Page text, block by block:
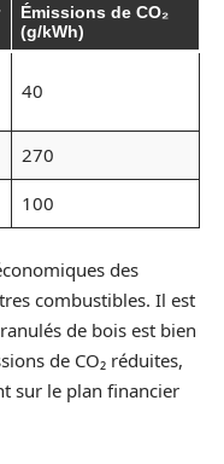
Émissions de CO₂
(g/kWh)
40
270
100
des
combustibles. Il est
de bois est bien
de CO₂ réduites,
sur le plan financier